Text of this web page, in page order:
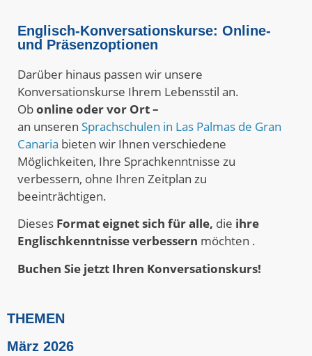
Englisch-Konversationskurse: Online-
und Präsenzoptionen
Darüber hinaus passen wir unsere
Konversationskurse Ihrem Lebensstil an.
Obonline oder vor Ort –
an unseren Sprachschulen in Las Palmas de Gran
Canaria bieten wir Ihnen verschiedene
Möglichkeiten, Ihre Sprachkenntnisse zu
verbessern, ohne Ihren Zeitplan zu
beeinträchtigen.
Dieses Format eignet sich für alle, die ihre
Englischkenntnisse verbessern möchten .
Buchen Sie jetzt Ihren Konversationskurs!
THEMEN
März 2026